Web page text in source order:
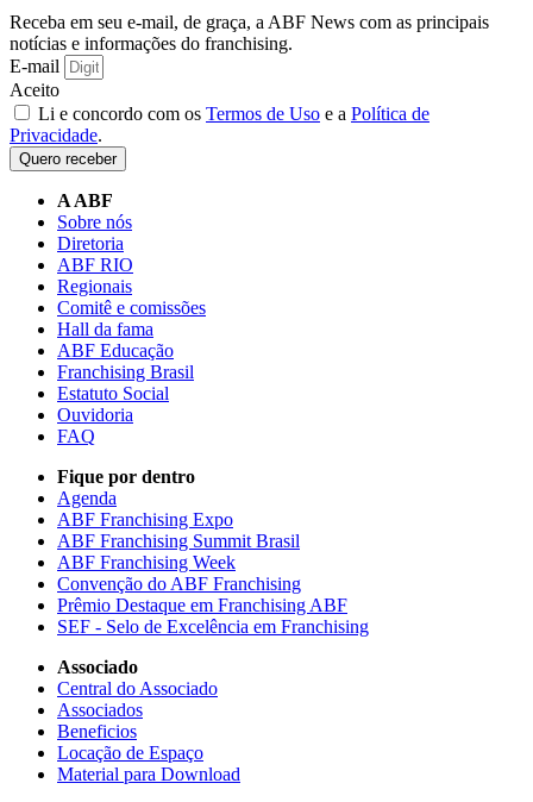
Receba em seu e-mail, de graça, a ABF News com as principais
notícias e informações do franchising.
E-mail
Aceito
Li e concordo com os Termos de Uso e a Política de
Privacidade.
Quero receber
A ABF
Sobre nós
Diretoria
ABF RIO
Regionais
Comitê e comissões
Hall da fama
ABF Educação
Franchising Brasil
Estatuto Social
Ouvidoria
FAQ
Fique por dentro
Agenda
ABF Franchising Expo
ABF Franchising Summit Brasil
ABF Franchising Week
Convenção do ABF Franchising
Prêmio Destaque em Franchising ABF
SEF - Selo de Excelência em Franchising
Associado
Central do Associado
Associados
Beneficios
Locação de Espaço
Material para Download